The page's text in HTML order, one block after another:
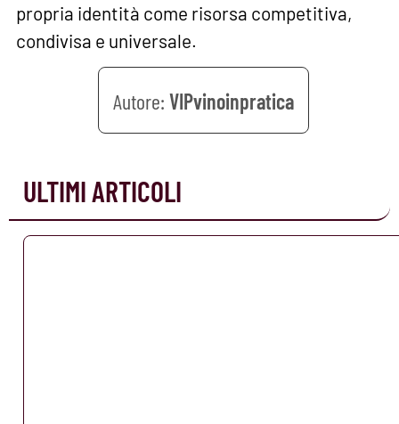
propria identità come risorsa competitiva,
condivisa e universale.
VIPvinoinpratica
ULTIMI ARTICOLI